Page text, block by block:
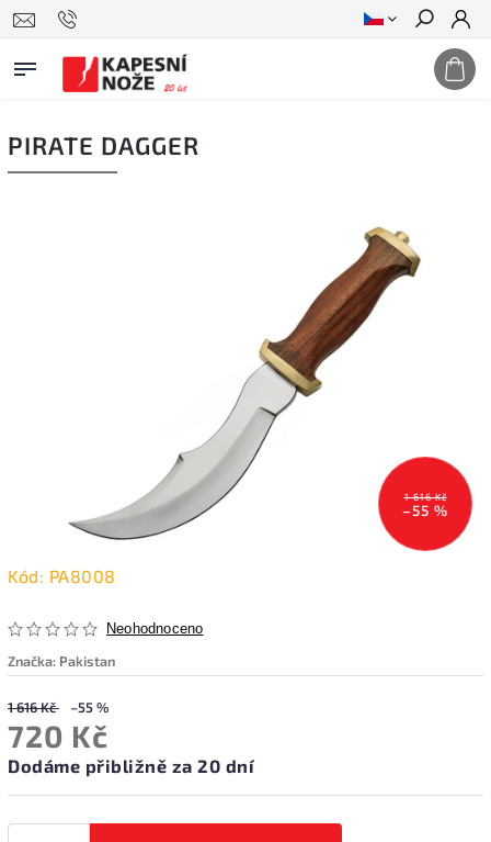
Hledat
PIRATE DAGGER
1 616 Kč
–55 %
Kód: PA8008
Neohodnoceno
Značka: Pakistan
1 616 Kč –55 %
720 Kč
Dodáme přibližně za 20 dní